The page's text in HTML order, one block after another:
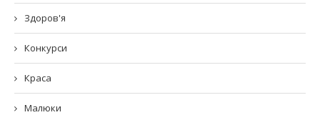
Здоров'я
Конкурси
Краса
Малюки